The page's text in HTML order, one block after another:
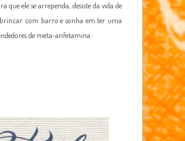
que ele se arrependa, desiste da vida de
brincar com barro e sonha em ter uma
de meta-anfetamina.